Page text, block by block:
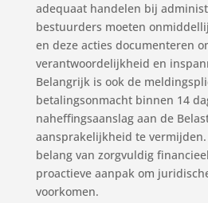
adequaat handelen bij
bestuurders moeten
en deze acties documenteren
verantwoordelijkheid en
Belangrijk is ook de
betalingsonmacht binnen 14
naheffingsaanslag aan de
aansprakelijkheid te
belang van zorgvuldig
proactieve aanpak om
voorkomen.